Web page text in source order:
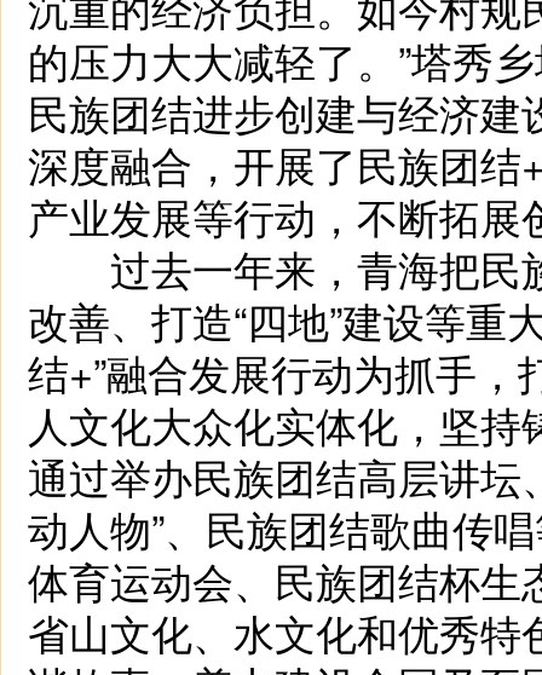
的压力大大减轻了。”塔秀
民族团结进步创建与经济
深度融合，开展了民族团
产业发展等行动，不断拓
过去一年来，青海把民
改善、打造“四地”建设等重
结+”融合发展行动为抓手
人文化大众化实体化，坚
通过举办民族团结高层讲坛
动人物”、民族团结歌曲传
体育运动会、民族团结杯
省山文化、水文化和优秀